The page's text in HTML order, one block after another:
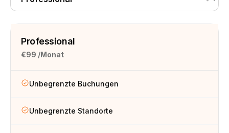
Professional
€99 /Monat
Unbegrenzte Buchungen
Unbegrenzte Standorte